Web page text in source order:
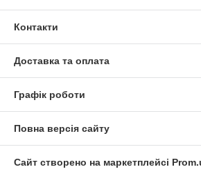
Контакти
Доставка та оплата
Графік роботи
Повна версія сайту
Сайт створено на маркетплейсі